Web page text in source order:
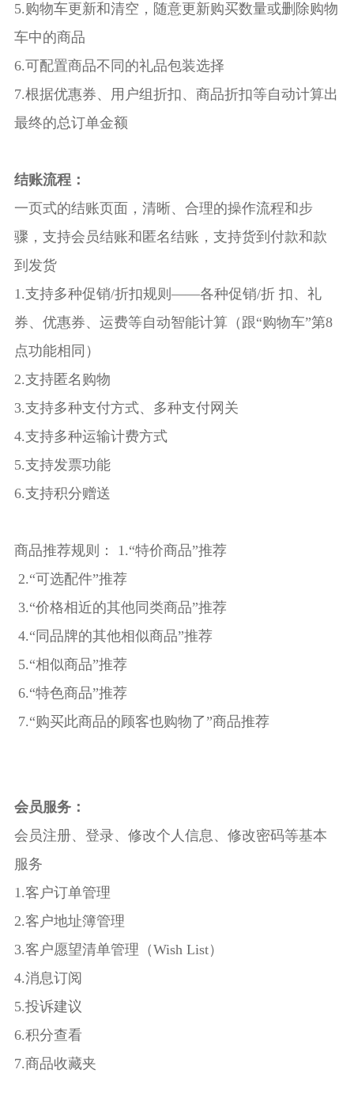
5.购物车更新和清空，随意更新购买数量或删除购物
车中的商品
6.可配置商品不同的礼品包装选择
7.根据优惠券、用户组折扣、商品折扣等自动计算出
最终的总订单金额
结账流程：
一页式的结账页面，清晰、合理的操作流程和步
骤，支持会员结账和匿名结账，支持货到付款和款
到发货
1.支持多种促销/折扣规则——各种促销/折 扣、礼
券、优惠券、运费等自动智能计算（跟“购物车”第8
点功能相同）
2.支持匿名购物
3.支持多种支付方式、多种支付网关
4.支持多种运输计费方式
5.支持发票功能
6.支持积分赠送
商品推荐规则： 1.“特价商品”推荐
2.“可选配件”推荐
3.“价格相近的其他同类商品”推荐
4.“同品牌的其他相似商品”推荐
5.“相似商品”推荐
6.“特色商品”推荐
7.“购买此商品的顾客也购物了”商品推荐
会员服务：
会员注册、登录、修改个人信息、修改密码等基本
服务
1.客户订单管理
2.客户地址簿管理
3.客户愿望清单管理（Wish List）
4.消息订阅
5.投诉建议
6.积分查看
7.商品收藏夹